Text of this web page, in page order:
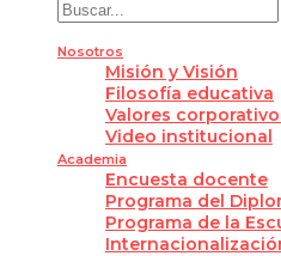
Nosotros
Misión y Visión
Filosofía educativa
Valores
Video institucional
Academia
Encuesta docente
Programa del
Programa de la